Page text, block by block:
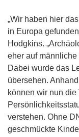
„Wir haben hier
in Europa
Hodgkins.
eher auf
Dabei wurde das
übersehen.
können wir nun
verstehen. Ohne
geschmückte